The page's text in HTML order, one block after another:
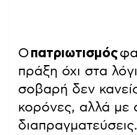
Οπατριωτισμός
πράξη όχι στα
σοβαρή δεν
κορόνες, αλλά με